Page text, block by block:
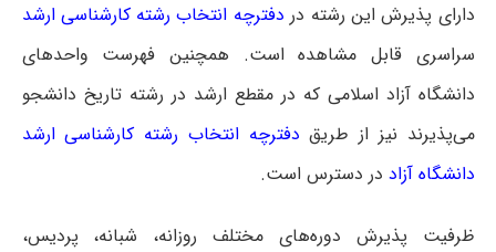
دارای پذیرش این رشته در دفترچه انتخاب رشته کارشناسی ارشد
سراسری قابل مشاهده است. همچنین فهرست واحدهای
دانشگاه آزاد اسلامی که در مقطع ارشد در رشته تاریخ دانشجو
می‌پذیرند نیز از طریق دفترچه انتخاب رشته کارشناسی ارشد
دانشگاه آزاد در دسترس است.
ظرفیت پذیرش دوره‌های مختلف روزانه، شبانه، پردیس،